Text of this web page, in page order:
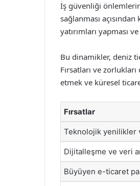
İş güvenliği
sağlanması
yatırımları yapması
Bu dinamikler, deniz
Fırsatları ve
etmek ve küresel
Fırsatlar
Teknolojik yenilikler
Dijitalleşme ve veri
Büyüyen e-ticaret